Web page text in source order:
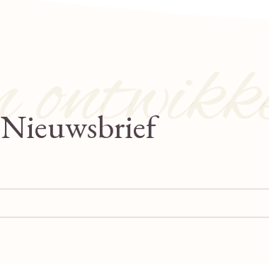
Nieuwsbrief